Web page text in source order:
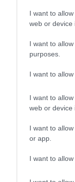
I want to
web or device
I want to
purposes.
I want to
I want to
web or device
I want to
or app.
I want to